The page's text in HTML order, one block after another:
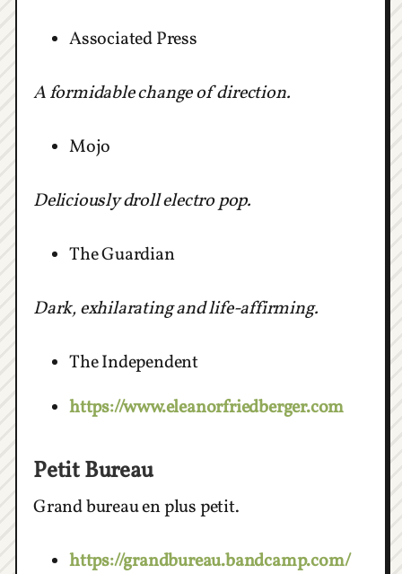
Associated Press
A formidable change of direction.
Mojo
Deliciously droll electro pop.
The Guardian
Dark, exhilarating and life-affirming.
The Independent
https://www.eleanorfriedberger.com
Petit Bureau
Grand bureau en plus petit.
https://grandbureau.bandcamp.com/